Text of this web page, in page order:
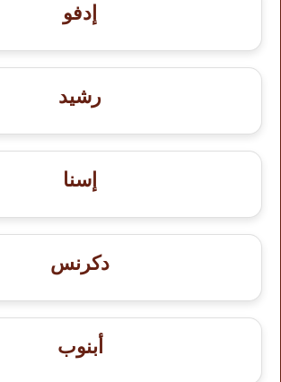
إدفو
رشيد
إسنا
دكرنس
أبنوب